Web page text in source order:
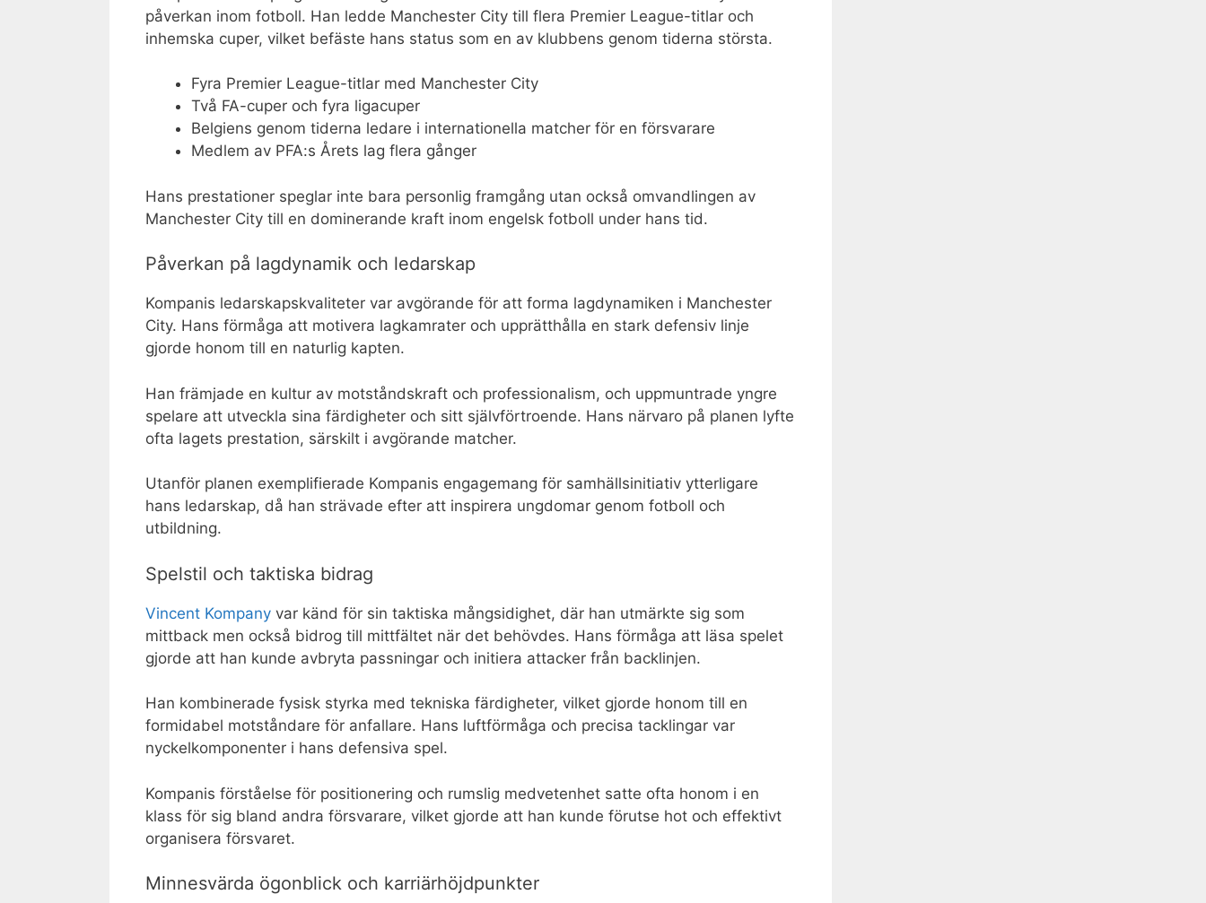
påverkan inom fotboll. Han ledde Manchester City till flera Premier League-titlar och
inhemska cuper, vilket befäste hans status som en av klubbens genom tiderna största.
Fyra Premier League-titlar med Manchester City
Två FA-cuper och fyra ligacuper
Belgiens genom tiderna ledare i internationella matcher för en försvarare
Medlem av PFA:s Årets lag flera gånger
Hans prestationer speglar inte bara personlig framgång utan också omvandlingen av
Manchester City till en dominerande kraft inom engelsk fotboll under hans tid.
Påverkan på lagdynamik och ledarskap
Kompanis ledarskapskvaliteter var avgörande för att forma lagdynamiken i Manchester
City. Hans förmåga att motivera lagkamrater och upprätthålla en stark defensiv linje
gjorde honom till en naturlig kapten.
Han främjade en kultur av motståndskraft och professionalism, och uppmuntrade yngre
spelare att utveckla sina färdigheter och sitt självförtroende. Hans närvaro på planen lyfte
ofta lagets prestation, särskilt i avgörande matcher.
Utanför planen exemplifierade Kompanis engagemang för samhällsinitiativ ytterligare
hans ledarskap, då han strävade efter att inspirera ungdomar genom fotboll och
utbildning.
Spelstil och taktiska bidrag
Vincent Kompany var känd för sin taktiska mångsidighet, där han utmärkte sig som
mittback men också bidrog till mittfältet när det behövdes. Hans förmåga att läsa spelet
gjorde att han kunde avbryta passningar och initiera attacker från backlinjen.
Han kombinerade fysisk styrka med tekniska färdigheter, vilket gjorde honom till en
formidabel motståndare för anfallare. Hans luftförmåga och precisa tacklingar var
nyckelkomponenter i hans defensiva spel.
Kompanis förståelse för positionering och rumslig medvetenhet satte ofta honom i en
klass för sig bland andra försvarare, vilket gjorde att han kunde förutse hot och effektivt
organisera försvaret.
Minnesvärda ögonblick och karriärhöjdpunkter